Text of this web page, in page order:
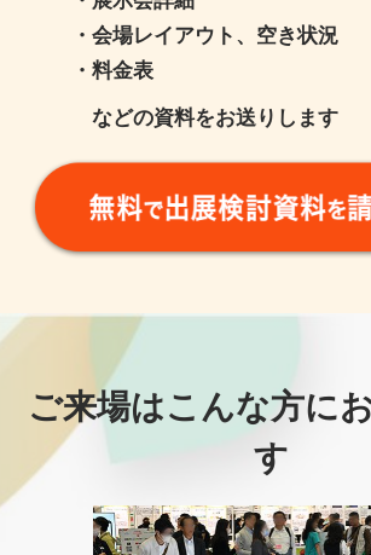
・会場レイアウト、空き状況
・料金表
などの資料をお送りします
ご来場はこんな方に
す